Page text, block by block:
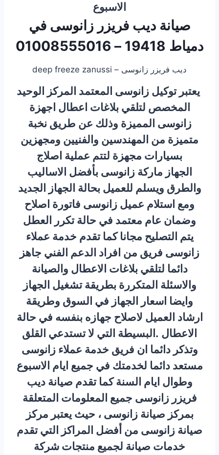
الاسبوع
صيانة ديب فريزر زانوسى في
دمياط 19418 – 01008555016
ديب فريزر زانوسى – deep freeze zanussi
يعتبر توكيل زانوسى المعتمد المركز الوحيد
المخصص لتلقي بلاغات اعطال اجهزة
زانوسى المميزة وذلك عن طريق نخبة
متميزة من المهندسين والفنيين ومجهزين
بسيارات مجهزة لتتم عملية اصلاج
الجهاز ماركة زانوسى بأفضل الاساليب
والطرق ويسلم للعميل بحالة الجهاز الجديد
ومع استلام عميل زانوسى فاتورة اصلاح
وضمان عام معتمد في حالة تكرر العطل
يتم التصليح مجانا كما تقدم خدمة عملاء
زانوسى فريق من افراد الدعم الفني جاهز
دائما لتلقي بلاغات الاعطال والصيانة
والاسئلة المتكررة بطريقة تشغيل الجهاز
وايضا اسعار الجهاز في السوق وطريقة
ارشاد العميل لاصلاح جهازه بنفسه في حالة
الاعطال .البسيطة التي لا تستدعي القلق
وتذكر دائما ان فريق خدمة عملاء زانوسى
مستعد دائما لخدمتك في جميع ايام الاسبوع
وطوال ايام السنة كما تقدم صيانة ديب
فريزر زانوسى جميع المعلومات المتعلقة
بمركز صيانة زانوسى ، حيث يعتبر مركز
صيانة زانوسى من أفضل المراكز التي تقدم
خدمات صيانة لجميع منتجات شركة